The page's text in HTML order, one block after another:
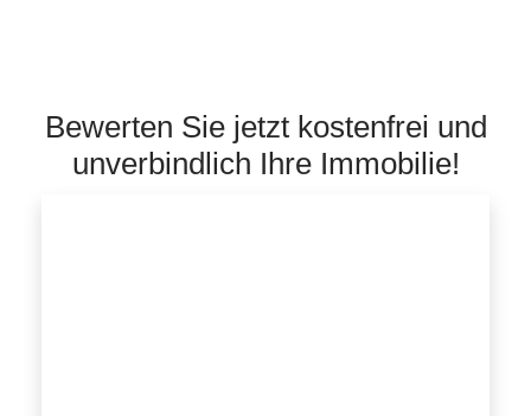
Bewerten Sie jetzt kostenfrei und
unverbindlich Ihre Immobilie!